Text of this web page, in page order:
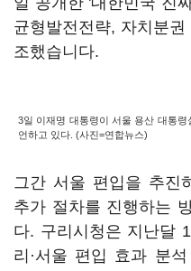
균형발전전략, 자치분
조했습니다.
3일 이재명 대통령이 서울 용산 대통
언하고 있다. (사진=연합뉴스)
그간 서울 편입을 추진
추가 절차를 진행하는
다. 구리시청은 지난달
리·서울 편입 효과 분